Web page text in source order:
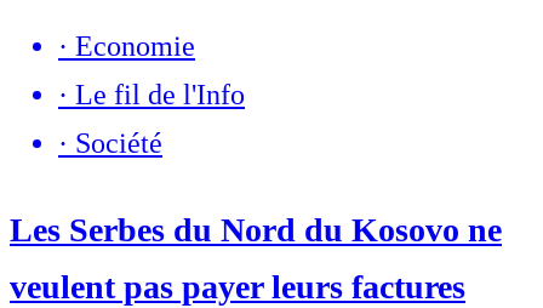
· Economie
· Le fil de l'Info
· Société
Les Serbes du Nord du Kosovo ne
veulent pas payer leurs factures